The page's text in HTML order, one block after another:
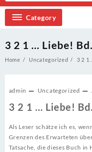
Category
3 2 1 … Liebe!
Home Uncategorized 3 2 1
admin Uncategorized
3 2 1 … Liebe!
Als Leser schätze ich es,
Grenzen des Erwarteten
Tatsache, die dieses Buch